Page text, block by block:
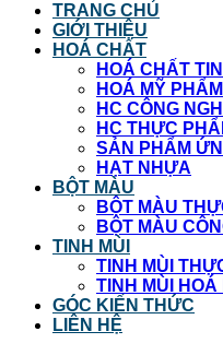
TRANG CHỦ
GIỚI THIỆU
HOÁ CHẤT
HOÁ CHẤT
HOÁ MỸ PHẨM
HC CÔNG
HC THỰC
SẢN PHẨM
HẠT NHỰA
BỘT MÀU
BỘT MÀU
BỘT MÀU
TINH MÙI
TINH MÙI
TINH MÙI HOÁ
GÓC KIẾN THỨC
LIÊN HỆ